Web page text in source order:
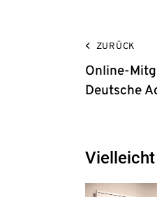
ZURÜCK
Online-
Deutsche